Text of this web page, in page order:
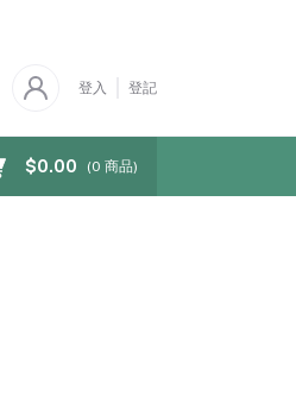
登入 登記
$0.00 (0 商品)